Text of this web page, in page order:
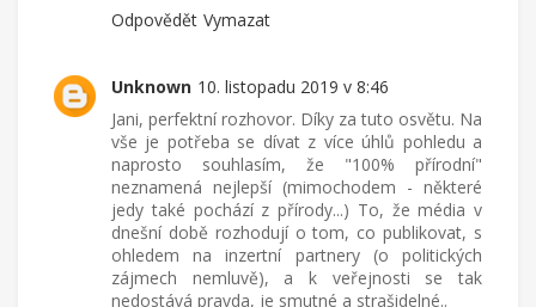
Odpovědět Vymazat
Unknown 10. listopadu 2019 v 8:46
Jani, perfektní rozhovor. Díky za tuto osvětu. Na
vše je potřeba se dívat z více úhlů pohledu a
naprosto souhlasím, že "100% přírodní"
neznamená nejlepší (mimochodem - některé
jedy také pochází z přírody...) To, že média v
dnešní době rozhodují o tom, co publikovat, s
ohledem na inzertní partnery (o politických
zájmech nemluvě), a k veřejnosti se tak
nedostává pravda, je smutné a strašidelné..